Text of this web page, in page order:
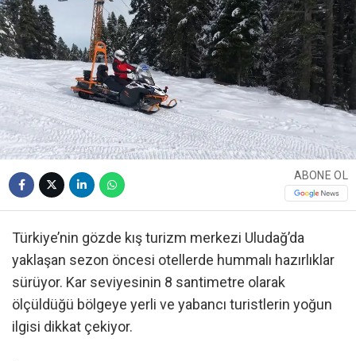
ABONE OL
Türkiye’nin gözde kış turizm merkezi Uludağ’da
yaklaşan sezon öncesi otellerde hummalı hazırlıklar
sürüyor. Kar seviyesinin 8 santimetre olarak
ölçüldüğü bölgeye yerli ve yabancı turistlerin yoğun
ilgisi dikkat çekiyor.